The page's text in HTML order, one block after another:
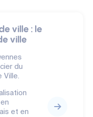
ville : le
ville
du
Ville.
et en